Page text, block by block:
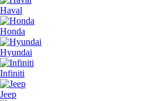
Haval
Honda
Hyundai
Infiniti
Jeep